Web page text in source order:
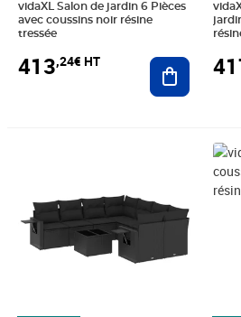
vidaXL Salon de jardin 6 Pièces
avec coussins noir résine
tressée
413,24€ HT Ajouter
Prix